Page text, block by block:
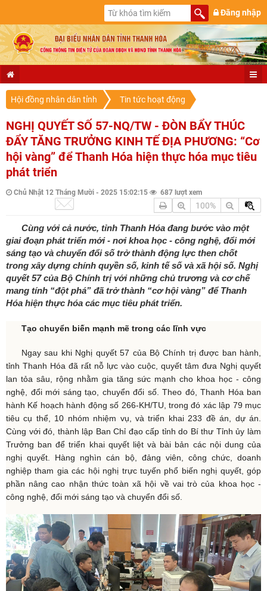
Đăng nhập
Hội đồng nhân dân tỉnh Tin tức hoạt động
NGHỊ QUYẾT SỐ 57-NQ/TW - ĐÒN BẨY THÚC
ĐẨY TĂNG TRƯỞNG KINH TẾ ĐỊA PHƯƠNG: “Cơ
hội vàng” để Thanh Hóa hiện thực hóa mục tiêu
phát triển
Chủ Nhật 12 Tháng Mười - 2025 15:02:15 687 lượt xem
100%
Cùng với cả nước, tỉnh Thanh Hóa đang bước vào một
giai đoạn phát triển mới - nơi khoa học - công nghệ, đổi mới
sáng tạo và chuyển đổi số trở thành động lực then chốt
trong xây dựng chính quyền số, kinh tế số và xã hội số. Nghị
quyết 57 của Bộ Chính trị với những chủ trương và cơ chế
mang tính “đột phá” đã trở thành “cơ hội vàng” để Thanh
Hóa hiện thực hóa các mục tiêu phát triển.
Tạo chuyển biến mạnh mẽ trong các lĩnh vực
Ngay sau khi Nghị quyết 57 của Bộ Chính trị được ban hành,
tỉnh Thanh Hóa đã rất nỗ lực vào cuộc, quyết tâm đưa Nghị quyết
lan tỏa sâu, rộng nhằm gia tăng sức mạnh cho khoa học - công
nghệ, đổi mới sáng tạo, chuyển đổi số. Theo đó, Thanh Hóa ban
hành Kế hoạch hành động số 266-KH/TU, trong đó xác lập 79 mục
tiêu cụ thể, 10 nhóm nhiệm vụ, và triển khai 233 đề án, dự án.
Cùng với đó, thành lập Ban Chỉ đạo cấp tỉnh do Bí thư Tỉnh ủy làm
Trưởng ban để triển khai quyết liệt và bài bản các nội dung của
nghị quyết. Hàng nghìn cán bộ, đảng viên, công chức, doanh
nghiệp tham gia các hội nghị trực tuyến phổ biến nghị quyết, góp
phần nâng cao nhận thức toàn xã hội về vai trò của khoa học -
công nghệ, đổi mới sáng tạo và chuyển đổi số.